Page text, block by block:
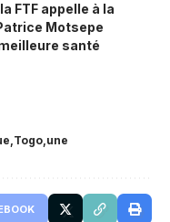
FTF appelle à la
Motsepe
santé
Togo une